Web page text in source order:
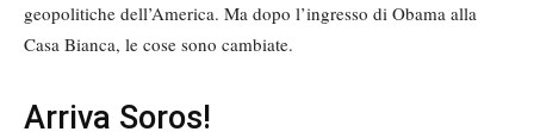
geopolitiche dell’America. Ma dopo l’ingresso di Obama alla
Casa Bianca, le cose sono cambiate.
Arriva Soros!